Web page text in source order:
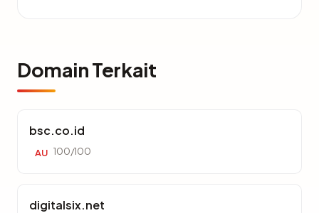
Domain Terkait
bsc.co.id
AU 100/100
digitalsix.net